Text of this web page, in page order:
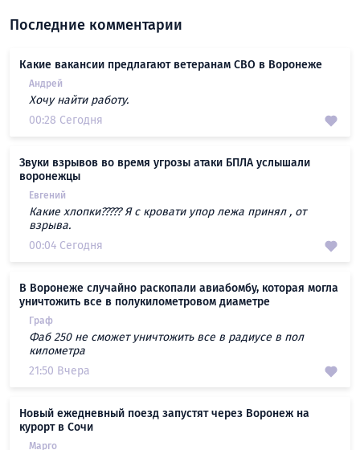
Последние комментарии
Какие вакансии предлагают ветеранам СВО в Воронеже
Андрей
Хочу найти работу.
00:28 Сегодня
Звуки взрывов во время угрозы атаки БПЛА услышали
воронежцы
Евгений
Какие хлопки????? Я с кровати упор лежа принял , от
взрыва.
00:04 Сегодня
В Воронеже случайно раскопали авиабомбу, которая могла
уничтожить все в полукилометровом диаметре
Граф
Фаб 250 не сможет уничтожить все в радиусе в пол
километра
21:50 Вчера
Новый ежедневный поезд запустят через Воронеж на
курорт в Сочи
Марго